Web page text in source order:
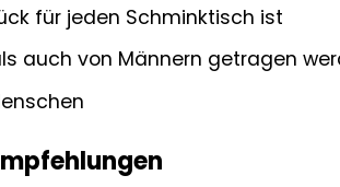
für jeden Schminktisch ist
auch von Männern getragen